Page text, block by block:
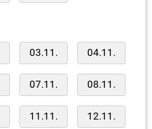
03.11. 04.11.
07.11. 08.11.
11.11. 12.11.